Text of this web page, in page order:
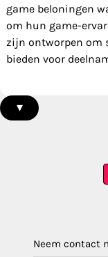
game beloningen
om hun game-
zijn ontworpen om
bieden voor
▾
Neem contact